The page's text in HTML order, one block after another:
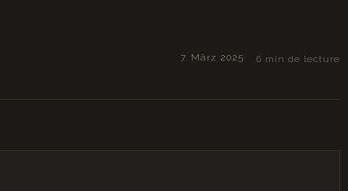
7. März 2025 6 min de lecture